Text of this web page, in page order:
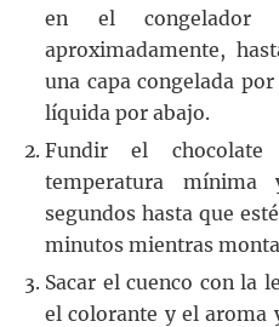
en el
aproximadamente,
una capa congelada
líquida por abajo.
Fundir el
temperatura mínima
segundos hasta que
minutos mientras
Sacar el cuenco con la
el colorante y el aroma